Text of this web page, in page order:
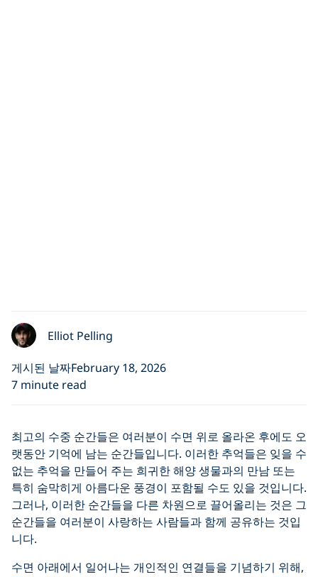
Elliot Pelling
게시된 날짜February 18, 2026
7 minute read
최고의 수중 순간들은 여러분이 수면 위로 올라온 후에도 오
랫동안 기억에 남는 순간들입니다. 이러한 추억들은 잊을 수
없는 추억을 만들어 주는 희귀한 해양 생물과의 만남 또는
특히 숨막히게 아름다운 풍경이 포함될 수도 있을 것입니다.
그러나, 이러한 순간들을 다른 차원으로 끌어올리는 것은 그
순간들을 여러분이 사랑하는 사람들과 함께 공유하는 것입
니다.
수면 아래에서 일어나는 개인적인 연결들을 기념하기 위해,